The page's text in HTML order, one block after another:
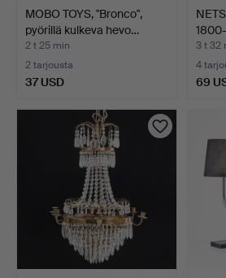
MOBO TOYS, "Bronco",
pyörillä kulkeva hevo…
2 t 25 min
2 tarjousta
37 USD
3 t 32
4
69